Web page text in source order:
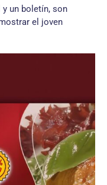
un boletín, son
el joven